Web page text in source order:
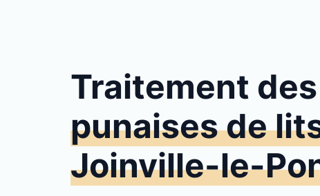
Traitement des
punaises de
Joinville-le-